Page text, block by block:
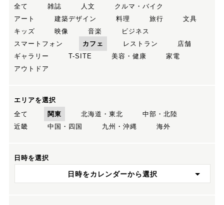
全て
雑誌 人文
クルマ・バイク
アート
建築デザイン 料理 旅行
文具
キッズ
映像 音楽
ビジネス
スマートフォン
カフェ レストラン
店舗
ギャラリー
T-SITE 美容・健康
家電
アウトドア
エリアを選択
全て
関東 北海道・東北
中部・北陸
近畿
中国・四国 九州・沖縄 海外
日時を選択
日時をカレンダーから選択